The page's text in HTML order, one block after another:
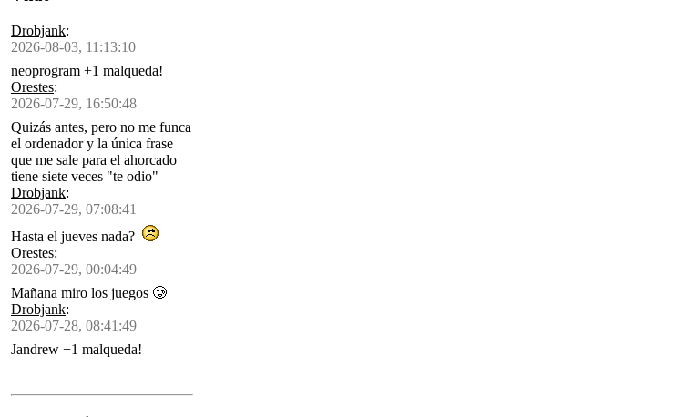
Drobjank:
2026-08-03, 11:13:10
neoprogram +1 malqueda!
Orestes:
2026-07-29, 16:50:48
Quizás antes, pero no me funca
el ordenador y la única frase
que me sale para el ahorcado
tiene siete veces "te odio"
Drobjank:
2026-07-29, 07:08:41
Hasta el jueves nada?
Orestes:
2026-07-29, 00:04:49
Mañana miro los juegos 🥲
Drobjank:
2026-07-28, 08:41:49
Jandrew +1 malqueda!